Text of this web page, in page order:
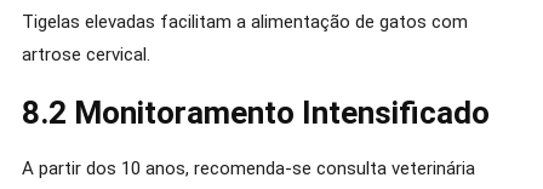
Tigelas elevadas facilitam a alimentação de gatos com
artrose cervical.
8.2 Monitoramento Intensificado
A partir dos 10 anos, recomenda-se consulta veterinária